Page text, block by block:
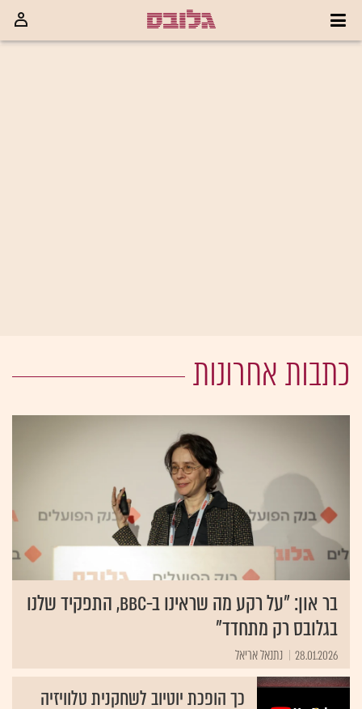
כתבות אחרונות
בר און: "על רקע מה שראינו ב-BBC, התפקיד שלנו
בגלובס רק מתחדד"
28.01.2026 נתנאל אריאל
כך הופכת יוטיוב לשחקנית טלוויזיה